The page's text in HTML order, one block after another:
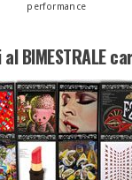
performance
BIMESTRALE